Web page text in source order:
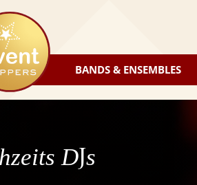
BANDS & ENSEMBLES
DJs